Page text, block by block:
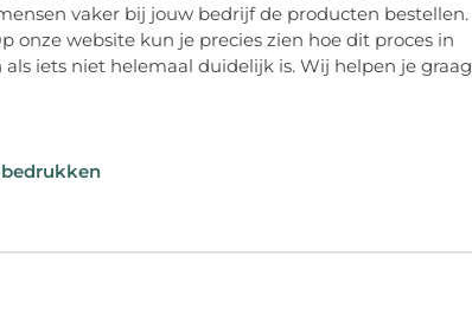
vaker bij jouw bedrijf de producten bestellen.
onze website kun je precies zien hoe dit proces in
iets niet helemaal duidelijk is. Wij helpen je graag